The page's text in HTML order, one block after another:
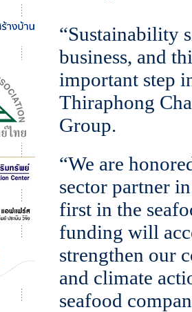
“Sustainability
business, and
important step
Thiraphong
Group.
“We are
sector partner
first in the
funding will
strengthen our
and climate
seafood